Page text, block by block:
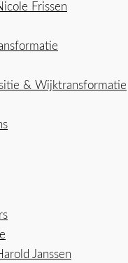
Frissen
& Wijktransformatie
Janssen